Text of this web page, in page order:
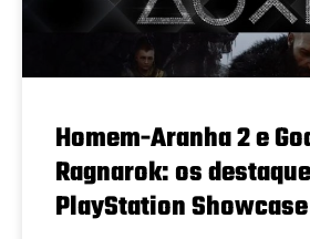
Homem-Aranha 2 e
Ragnarok: os
PlayStation Showcase